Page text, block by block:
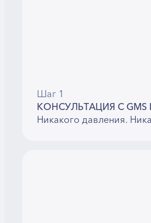
Шаг 1
КОНСУЛЬТАЦИЯ С
Никакого давления.